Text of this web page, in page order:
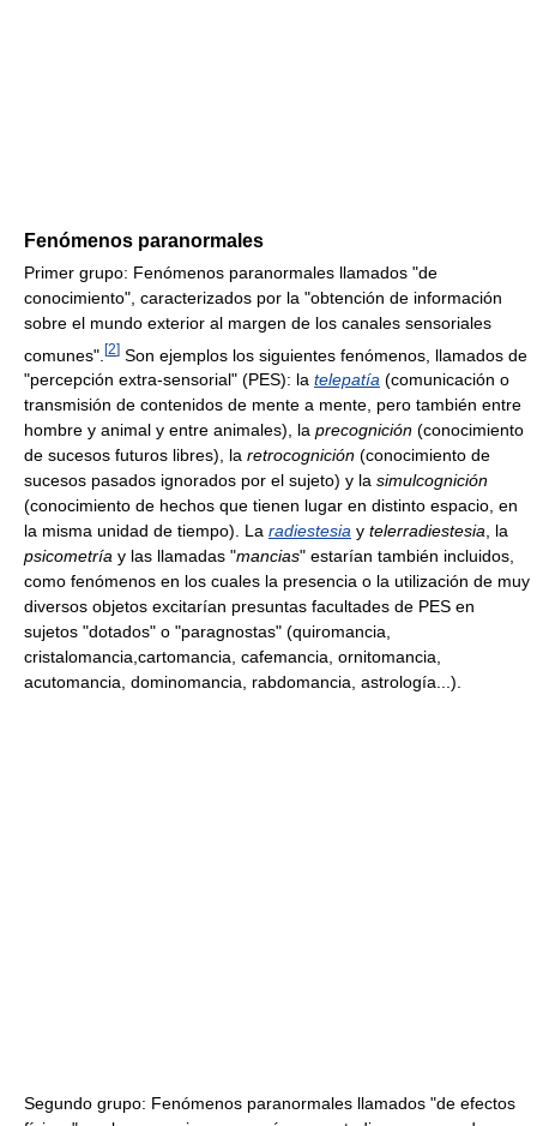
Fenómenos paranormales
Primer grupo: Fenómenos paranormales llamados "de
conocimiento", caracterizados por la "obtención de información
sobre el mundo exterior al margen de los canales sensoriales
comunes". [2] Son ejemplos los siguientes fenómenos, llamados de
"percepción extra-sensorial" (PES): la telepatía (comunicación o
transmisión de contenidos de mente a mente, pero también entre
hombre y animal y entre animales), la precognición (conocimiento
de sucesos futuros libres), la retrocognición (conocimiento de
sucesos pasados ignorados por el sujeto) y la simulcognición
(conocimiento de hechos que tienen lugar en distinto espacio, en
la misma unidad de tiempo). La radiestesia y telerradiestesia, la
psicometría y las llamadas "mancias" estarían también incluidos,
como fenómenos en los cuales la presencia o la utilización de muy
diversos objetos excitarían presuntas facultades de PES en
sujetos "dotados" o "paragnostas" (quiromancia,
cristalomancia,cartomancia, cafemancia, ornitomancia,
acutomancia, dominomancia, rabdomancia, astrología...).
Segundo grupo: Fenómenos paranormales llamados "de efectos